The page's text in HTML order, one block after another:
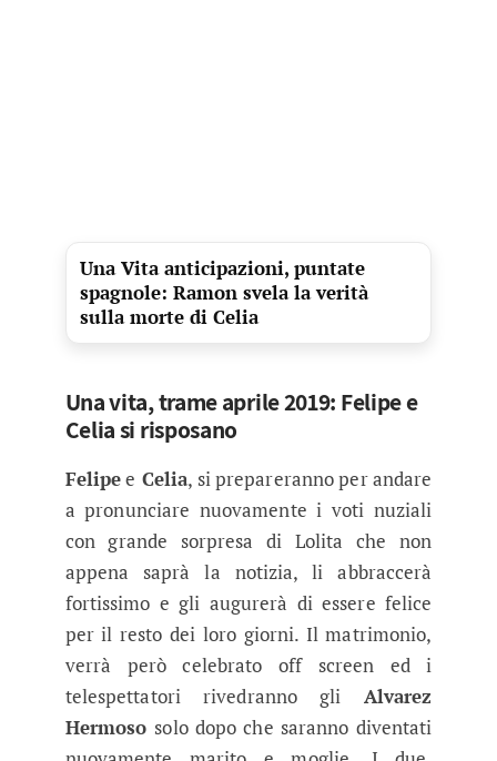
Una Vita anticipazioni, puntate
spagnole: Ramon svela la verità
sulla morte di Celia
Una vita, trame aprile 2019: Felipe e
Celia si risposano
Felipee Celia, si prepareranno per andare
a pronunciare nuovamente i voti nuziali
con grande sorpresa di Lolita che non
appena saprà la notizia, li abbraccerà
fortissimo e gli augurerà di essere felice
per il resto dei loro giorni. Il matrimonio,
verrà però celebrato off screen ed i
telespettatori rivedranno gli Alvarez
Hermoso solo dopo che saranno diventati